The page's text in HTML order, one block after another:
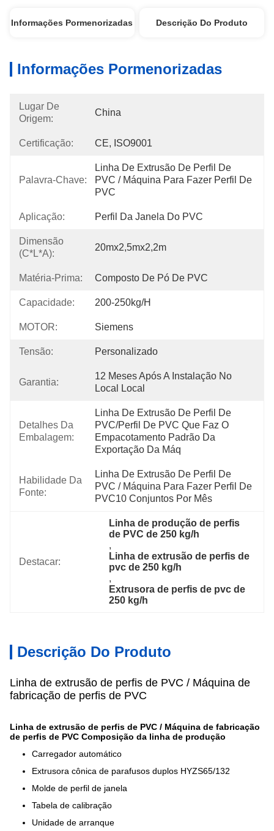
Informações Pormenorizadas Descrição Do Produto
Informações Pormenorizadas
Lugar De
Origem:
China
Certificação: CE, ISO9001
Palavra-Chave:
Linha De Extrusão De Perfil De
PVC / Máquina Para Fazer Perfil De
PVC
Aplicação: Perfil Da Janela Do PVC
Dimensão
(C*L*A):
20mx2,5mx2,2m
Matéria-Prima: Composto De Pó De PVC
Capacidade: 200-250kg/h
MOTOR: Siemens
Tensão: Personalizado
Garantia:
12 Meses Após A Instalação No
Local Local
Detalhes Da
Embalagem:
Linha De Extrusão De Perfil De
PVC/perfil De PVC Que Faz O
Empacotamento Padrão Da
Exportação Da Máq
Habilidade Da
Fonte:
Linha De Extrusão De Perfil De
PVC / Máquina Para Fazer Perfil De
PVC10 Conjuntos Por Mês
Destacar:
Linha de produção de perfis
de PVC de 250 kg/h
,
Linha de extrusão de perfis de
pvc de 250 kg/h
,
Extrusora de perfis de pvc de
250 kg/h
Descrição Do Produto
Linha de extrusão de perfis de PVC / Máquina de
fabricação de perfis de PVC
Linha de extrusão de perfis de PVC / Máquina de fabricação
de perfis de PVC Composição da linha de produção
Carregador automático
Extrusora cônica de parafusos duplos HYZS65/132
Molde de perfil de janela
Tabela de calibração
Unidade de arranque